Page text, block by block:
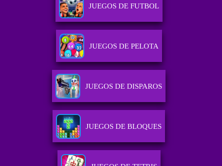
JUEGOS DE FUTBOL
JUEGOS DE PELOTA
JUEGOS DE DISPAROS
JUEGOS DE BLOQUES